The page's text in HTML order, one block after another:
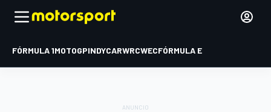
FÓRMULA 1MOTOGPINDYCARWRCWECFÓRMULA E